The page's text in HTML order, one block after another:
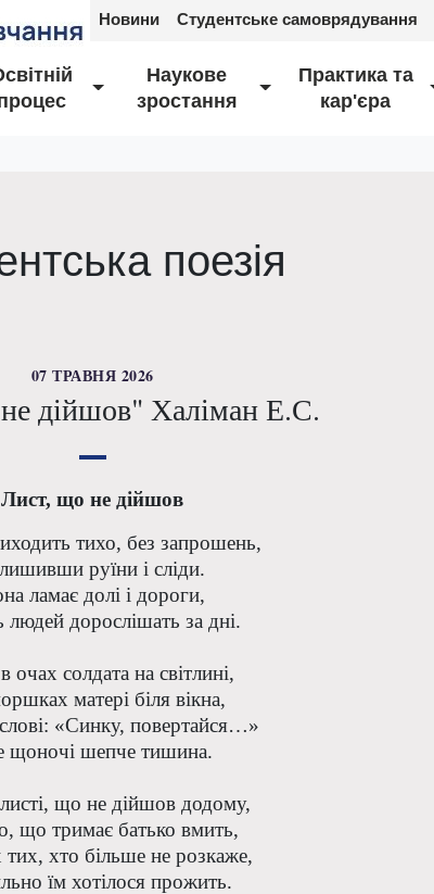
Новини Студентське самоврядування
Наукове
зростання
Практика та
кар'єра
поезія
07 ТРАВНЯ 2026
дійшов" Халіман Е.С.
Лист, що не дійшов
тихо, без запрошень,
руїни і сліди.
ламає долі і дороги,
людей дорослішать за дні.
очах солдата на світлині,
матері біля вікна,
«Синку, повертайся…»
щоночі шепче тишина.
що не дійшов додому,
що тримає батько вмить,
хто більше не розкаже,
їм хотілося прожить.